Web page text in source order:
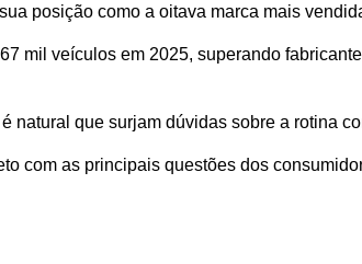
posição como a oitava marca mais
mil veículos em 2025, superando
natural que surjam dúvidas sobre a rotina
com as principais questões dos